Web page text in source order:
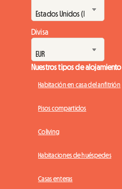
Divisa
Nuestros tipos de alojamiento
Habitación en casa del anfitrión
Pisos compartidos
Coliving
Habitaciones de huéspedes
Casas enteras